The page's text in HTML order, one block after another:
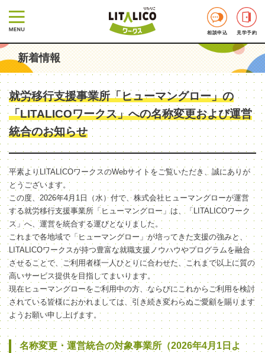
相談申込 見学予約
新着情報
就労移行支援事業所「ヒューマングロー」の
「LITALICOワークス」への名称変更および運営
統合のお知らせ
平素よりLITALICOワークスのWebサイトをご覧いただき、誠にありが
とうございます。
この度、2026年4月1日（水）付で、株式会社ヒューマングローが運営
する就労移行支援事業所「ヒューマングロー」は、「LITALICOワーク
ス」へ、運営を統合する運びとなりました。
これまで各地域で「ヒューマングロー」が培ってきた支援の強みと、
LITALICOワークスが持つ豊富な就職支援ノウハウやプログラムを融合
させることで、ご利用者様一人ひとりに合わせた、これまで以上に質の
高いサービス提供を目指してまいります。
現在ヒューマングローをご利用中の方、ならびにこれからご利用を検討
されている皆様におかれましては、引き続き変わらぬご愛顧を賜ります
ようお願い申し上げます。
名称変更・運営統合の対象事業所（2026年4月1日よ